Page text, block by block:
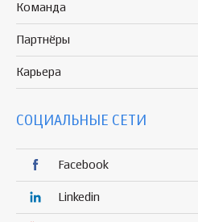
Команда
Партнёры
Карьера
СОЦИАЛЬНЫЕ СЕТИ
Facebook
Linkedin